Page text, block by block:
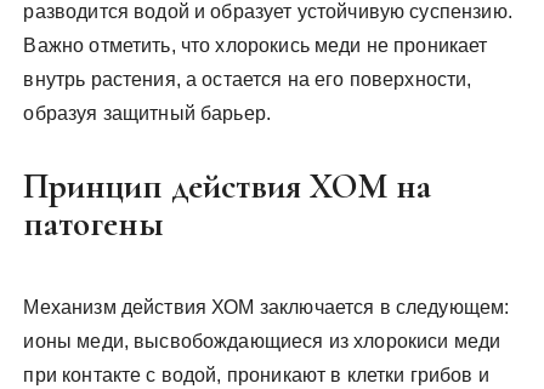
разводится водой и образует устойчивую суспензию.
Важно отметить, что хлорокись меди не проникает
внутрь растения, а остается на его поверхности,
образуя защитный барьер.
Принцип действия ХОМ на
патогены
Механизм действия ХОМ заключается в следующем:
ионы меди, высвобождающиеся из хлорокиси меди
при контакте с водой, проникают в клетки грибов и